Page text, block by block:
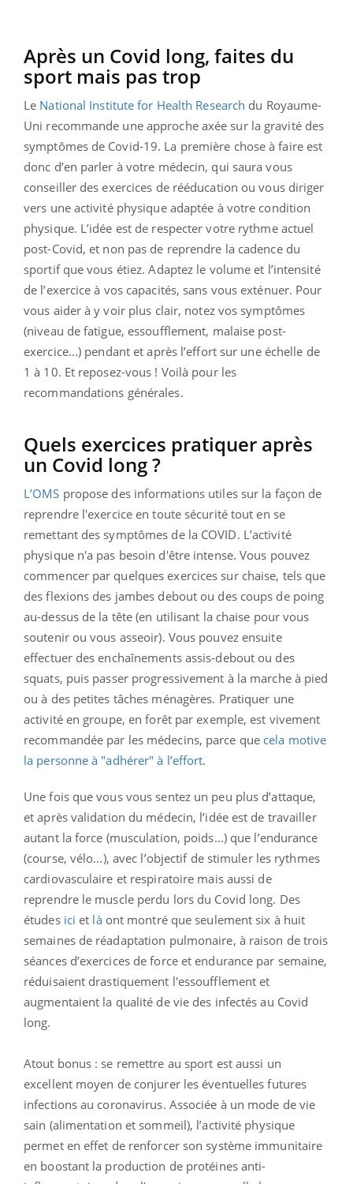
Après un Covid long, faites du
sport mais pas trop
Le National Institute for Health Research du Royaume-
Uni recommande une approche axée sur la gravité des
symptômes de Covid-19. La première chose à faire est
donc d’en parler à votre médecin, qui saura vous
conseiller des exercices de rééducation ou vous diriger
vers une activité physique adaptée à votre condition
physique. L’idée est de respecter votre rythme actuel
post-Covid, et non pas de reprendre la cadence du
sportif que vous étiez. Adaptez le volume et l’intensité
de l’exercice à vos capacités, sans vous exténuer. Pour
vous aider à y voir plus clair, notez vos symptômes
(niveau de fatigue, essoufflement, malaise post-
exercice...) pendant et après l’effort sur une échelle de
1 à 10. Et reposez-vous ! Voilà pour les
recommandations générales.
Quels exercices pratiquer après
un Covid long ?
L’OMS propose des informations utiles sur la façon de
reprendre l'exercice en toute sécurité tout en se
remettant des symptômes de la COVID. L’activité
physique n'a pas besoin d'être intense. Vous pouvez
commencer par quelques exercices sur chaise, tels que
des flexions des jambes debout ou des coups de poing
au-dessus de la tête (en utilisant la chaise pour vous
soutenir ou vous asseoir). Vous pouvez ensuite
effectuer des enchaînements assis-debout ou des
squats, puis passer progressivement à la marche à pied
ou à des petites tâches ménagères. Pratiquer une
activité en groupe, en forêt par exemple, est vivement
recommandée par les médecins, parce que cela motive
la personne à "adhérer" à l’effort.
Une fois que vous vous sentez un peu plus d’attaque,
et après validation du médecin, l’idée est de travailler
autant la force (musculation, poids...) que l’endurance
(course, vélo...), avec l’objectif de stimuler les rythmes
cardiovasculaire et respiratoire mais aussi de
reprendre le muscle perdu lors du Covid long. Des
études ici et làont montré que seulement six à huit
semaines de réadaptation pulmonaire, à raison de trois
séances d’exercices de force et endurance par semaine,
réduisaient drastiquement l'essoufflement et
augmentaient la qualité de vie des infectés au Covid
long.
Atout bonus : se remettre au sport est aussi un
excellent moyen de conjurer les éventuelles futures
infections au coronavirus. Associée à un mode de vie
sain (alimentation et sommeil), l’activité physique
permet en effet de renforcer son système immunitaire
en boostant la production de protéines anti-